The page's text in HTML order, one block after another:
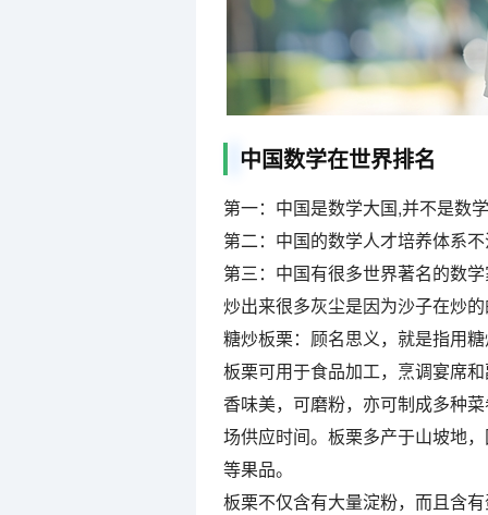
中国数学在世界排名
第一：中国是数学大国,并不是数
第二：中国的数学人才培养体系
第三：中国有很多世界著名的数
炒出来很多灰尘是因为沙子在炒
糖炒板栗：顾名思义，就是指用
板栗可用于食品加工，烹调宴席
香味美，可磨粉，亦可制成多种
场供应时间。板栗多产于山坡地
等果品。
板栗不仅含有大量淀粉，而且含